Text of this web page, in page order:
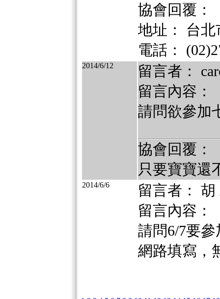
協會回覆：
地址： 台北
電話：
2014/6/12
留言者：
留言內容：
請問欲參加
協會回覆：
只要寶寶還
2014/6/6
留言者： 胡
留言內容：
請問6/7要
網路填寫，